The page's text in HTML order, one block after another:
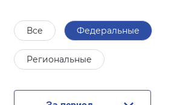
Все Федеральные
Региональные